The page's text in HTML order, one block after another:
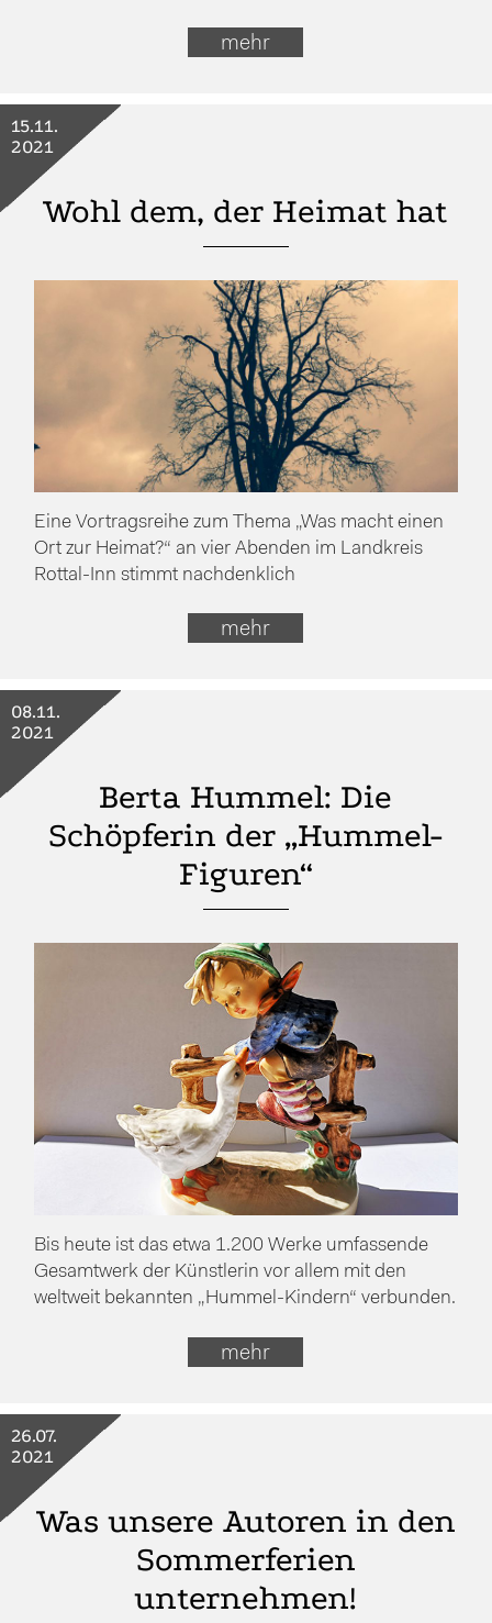
mehr
Wohl dem, der Heimat hat
15.11.
2021
Eine Vortragsreihe zum Thema „Was macht einen
Ort zur Heimat?“ an vier Abenden im Landkreis
Rottal-Inn stimmt nachdenklich
mehr
Berta Hummel: Die
Schöpferin der „Hummel-
Figuren“
08.11.
2021
Bis heute ist das etwa 1.200 Werke umfassende
Gesamtwerk der Künstlerin vor allem mit den
weltweit bekannten „Hummel-Kindern“ verbunden.
mehr
Was unsere Autoren in den
Sommerferien
unternehmen!
26.07.
2021